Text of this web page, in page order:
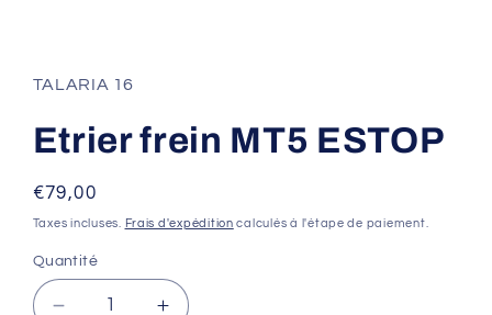
1
dans
fenêtre
modale
TALARIA 16
Etrier frein MT5 ESTOP
Prix
habituel
€79,00
Taxes incluses. Frais d'expédition calculés à l'étape de paiement.
Quantité